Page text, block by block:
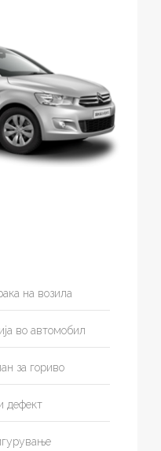
на возила
во автомобил
за гориво
дефект